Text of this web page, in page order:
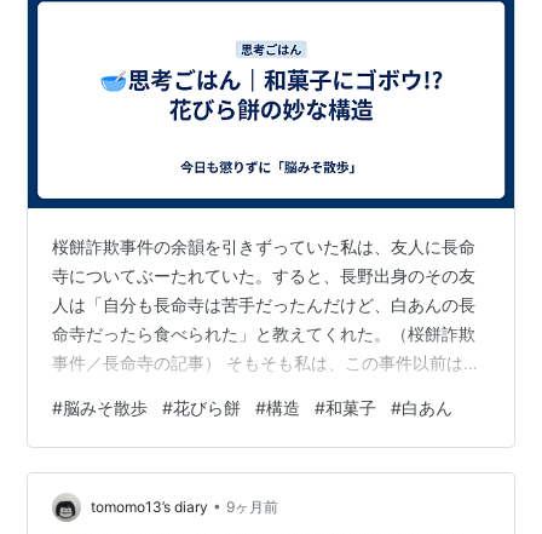
桜餅詐欺事件の余韻を引きずっていた私は、友人に長命
寺についてぶーたれていた。すると、長野出身のその友
人は「自分も長命寺は苦手だったんだけど、白あんの長
命寺だったら食べられた」と教えてくれた。（桜餅詐欺
事件／長命寺の記事） そもそも私は、この事件以前は長
ろうものとは思いもしなかった。 小豆あんと白あんでは
大きく違う。小豆あんは豆の個性が強く、風味が濃い。
同時に、豆皮由来のニュアンスと重さがある。いわば、
厚みと影のある存在だ。 一方、白あんは、ニュートラル
#脳みそ散歩 #花びら餅 #構造 #和菓子 #白あん
tomomo13’s diary • 9ヶ月前